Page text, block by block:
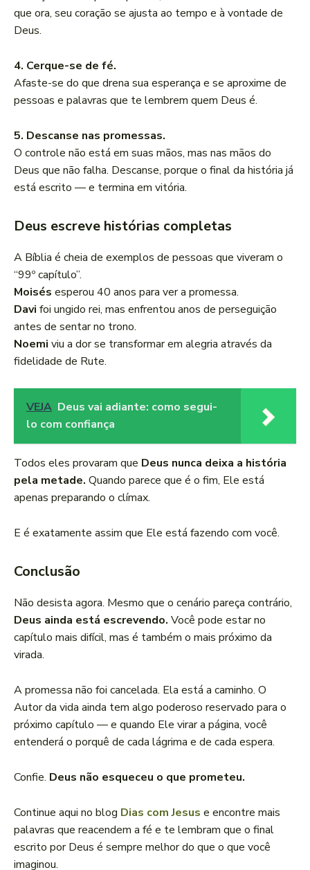
que ora, seu coração se ajusta ao tempo e à vontade de
Deus.
4. Cerque-se de fé.
Afaste-se do que drena sua esperança e se aproxime de
pessoas e palavras que te lembrem quem Deus é.
5. Descanse nas promessas.
O controle não está em suas mãos, mas nas mãos do
Deus que não falha. Descanse, porque o final da história já
está escrito — e termina em vitória.
Deus escreve histórias completas
A Bíblia é cheia de exemplos de pessoas que viveram o
“99º capítulo”.
Moisés esperou 40 anos para ver a promessa.
Davi foi ungido rei, mas enfrentou anos de perseguição
antes de sentar no trono.
Noemi viu a dor se transformar em alegria através da
fidelidade de Rute.
VEJA Deus vai adiante: como segui-
lo com confiança
Todos eles provaram que Deus nunca deixa a história
pela metade. Quando parece que é o fim, Ele está
apenas preparando o clímax.
E é exatamente assim que Ele está fazendo com você.
Conclusão
Não desista agora. Mesmo que o cenário pareça contrário,
Deus ainda está escrevendo. Você pode estar no
capítulo mais difícil, mas é também o mais próximo da
virada.
A promessa não foi cancelada. Ela está a caminho. O
Autor da vida ainda tem algo poderoso reservado para o
próximo capítulo — e quando Ele virar a página, você
entenderá o porquê de cada lágrima e de cada espera.
Confie. Deus não esqueceu o que prometeu.
Continue aqui no blog Dias com Jesus e encontre mais
palavras que reacendem a fé e te lembram que o final
escrito por Deus é sempre melhor do que o que você
imaginou.